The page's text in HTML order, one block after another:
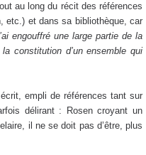
au long du récit des références
etc.) et dans sa bibliothèque, car
engouffré une large partie de la
constitution d’un ensemble qui
empli de références tant sur
délirant : Rosen croyant un
il ne se doit pas d’être, plus